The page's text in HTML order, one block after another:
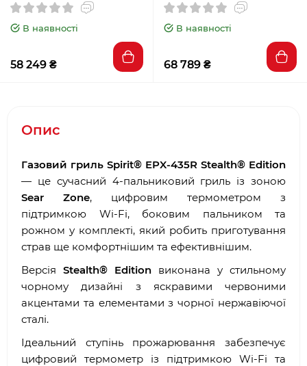
В наявності
58 249 ₴
В наявності
68 789 ₴
Опис
Газовий гриль Spirit® EPX-435R Stealth® Edition
— це сучасний 4-пальниковий гриль із зоною
Sear Zone, цифровим термометром з
підтримкою Wi-Fi, боковим пальником та
рожном у комплекті, який робить приготування
страв ще комфортнішим та ефективнішим.
Версія Stealth® Edition виконана у стильному
чорному дизайні з яскравими червоними
акцентами та елементами з чорної нержавіючої
сталі.
Ідеальний ступінь прожарювання забезпечує
цифровий термометр із підтримкою Wi-Fi та